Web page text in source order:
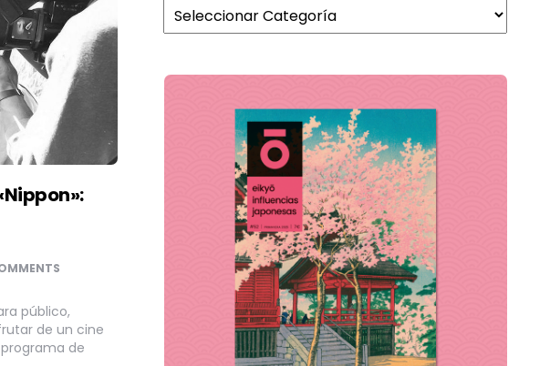
público,
de un cine
programa de